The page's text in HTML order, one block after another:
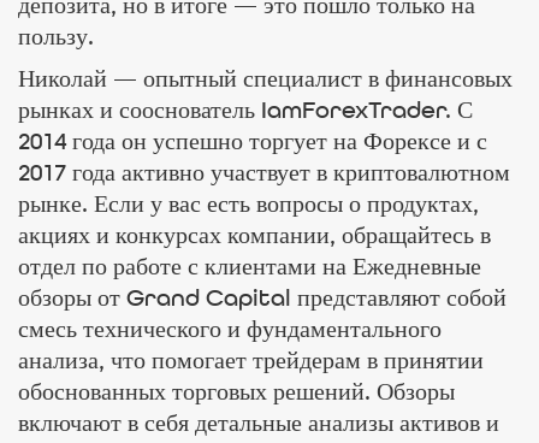
депозита, но в итоге — это пошло только на
пользу.
Николай — опытный специалист в финансовых
рынках и сооснователь IamForexTrader. С
2014 года он успешно торгует на Форексе и с
2017 года активно участвует в криптовалютном
рынке. Если у вас есть вопросы о продуктах,
акциях и конкурсах компании, обращайтесь в
отдел по работе с клиентами на Ежедневные
обзоры от Grand Capital представляют собой
смесь технического и фундаментального
анализа, что помогает трейдерам в принятии
обоснованных торговых решений. Обзоры
включают в себя детальные анализы активов и